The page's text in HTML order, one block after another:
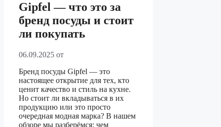
Gipfel — что это за
бренд посуды и стоит
ли покупать
06.09.2025 от
Бренд посуды Gipfel — это
настоящее открытие для тех, кто
ценит качество и стиль на кухне.
Но стоит ли вкладываться в их
продукцию или это просто
очередная модная марка? В нашем
обзоре мы разберёмся: чем